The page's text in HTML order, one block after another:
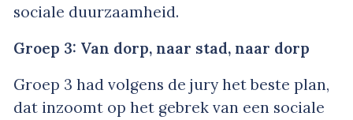
sociale duurzaamheid.
Groep 3: Van dorp, naar stad, naar dorp
Groep 3 had volgens de jury het beste plan,
dat inzoomt op het gebrek van een sociale